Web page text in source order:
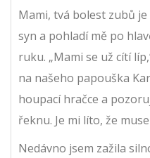
Mami, tvá bolest zubů
syn a pohladí mě po
ruku. „Mami se už cítí
na našeho papouška
houpací hračce a
řeknu. Je mi líto, že
Nedávno jsem zažila